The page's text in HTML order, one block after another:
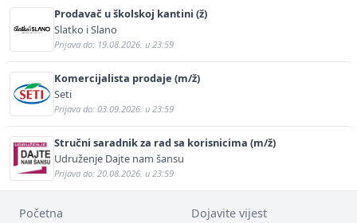
Prodavač u školskoj kantini (ž)
Slatko i Slano
Prijava do: 19.08.2026. u 23:59
Komercijalista prodaje (m/ž)
Seti
Prijava do: 03.09.2026. u 23:59
Stručni saradnik za rad sa korisnicima (m/ž)
Udruženje Dajte nam šansu
Prijava do: 20.08.2026. u 23:59
Početna Dojavite vijest